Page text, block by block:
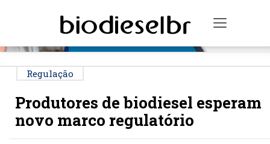
Toggle
Regulação
Produtores de biodiesel esperam
novo marco regulatório